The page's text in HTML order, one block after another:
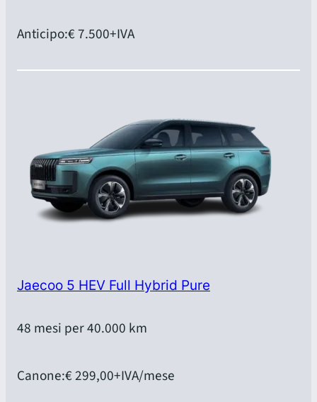
Anticipo:€ 7.500+IVA
Jaecoo 5 HEV Full Hybrid Pure
48 mesi per 40.000 km
Canone:€ 299,00+IVA/mese